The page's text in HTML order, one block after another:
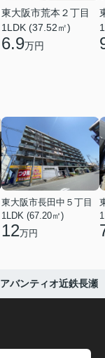
東大阪市荒本２丁目
1LDK (37.52㎡)
6.9万円
東大阪市長田中５丁目
1LDK (67.20㎡)
12万円
アバンティオ近鉄長瀬